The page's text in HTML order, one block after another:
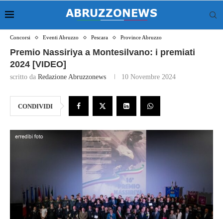
Concorsi Eventi Abruzzo Pescara Province Abruzzo
Premio Nassiriya a Montesilvano: i premiati
2024 [VIDEO]
scritto da Redazione Abruzzonews 10 Novembre 2024
CONDIVIDI